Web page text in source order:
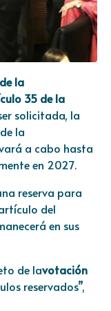
la
35 de la
solicitada, la
de la
a cabo hasta
en 2027.
reserva para
del
en sus
de lavotación
reservados”,